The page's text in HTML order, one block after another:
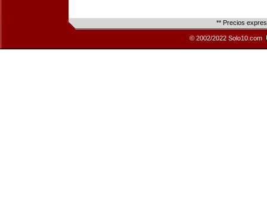
** Precios
© 2002/2022 Solo10.com